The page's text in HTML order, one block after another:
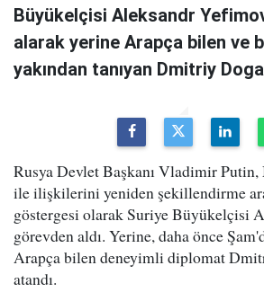
Büyükelçisi Aleksandr
alarak yerine Arapça bilen ve
yakından tanıyan Dmitriy
Rusya Devlet Başkanı Vladimir Putin,
ile ilişkilerini yeniden şekillendirme
göstergesi olarak Suriye Büyükelçisi
görevden aldı. Yerine, daha önce
Arapça bilen deneyimli diplomat
atandı.